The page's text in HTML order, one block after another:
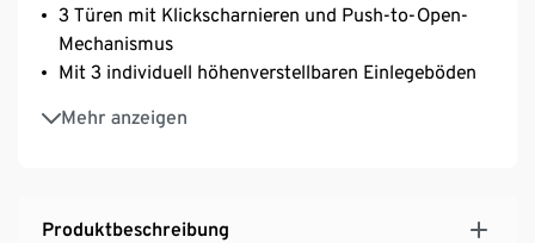
3 Türen mit Klickscharnieren und Push-to-Open-
Mechanismus
Mit 3 individuell höhenverstellbaren Einlegeböden
Mehr anzeigen
Mit verschließbarem Kabeldurchlass im mittleren
Fach für eine unauffällige Kabelführung
Produktbeschreibung